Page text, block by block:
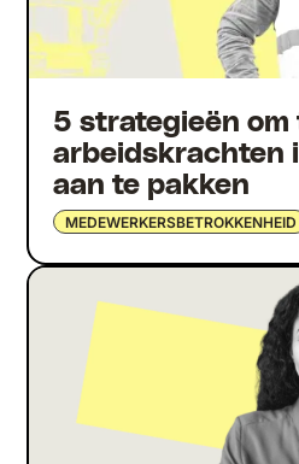
5 strategieën om
arbeidskrachten
aan te pakken
MEDEWERKERSBETROKKENHEID